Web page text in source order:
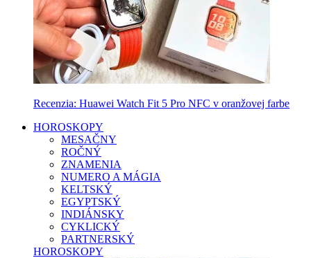
Recenzia: Huawei Watch Fit 5 Pro NFC v oranžovej farbe
HOROSKOPY
MESAČNY
ROČNÝ
ZNAMENIA
NUMERO A MÁGIA
KELTSKÝ
EGYPTSKÝ
INDIÁNSKY
CYKLICKÝ
PARTNERSKÝ
HOROSKOPY